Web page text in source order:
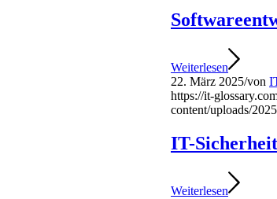
Weiterlesen
22. März 2025/von
https://it-
content/uploads/
IT-Sicherheit
Weiterlesen